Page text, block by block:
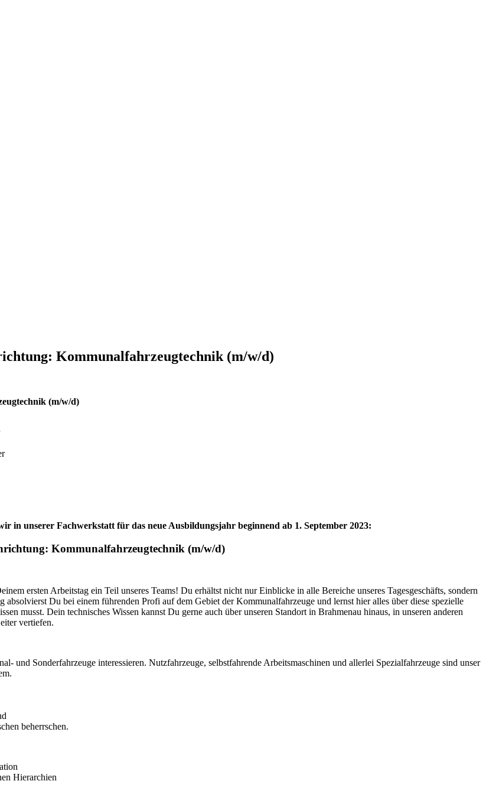
Kommunalfahrzeugtechnik (m/w/d)
(m/w/d)
in unserer Fachwerkstatt für das neue Ausbildungsjahr beginnend ab 1. September 2023:
Kommunalfahrzeugtechnik (m/w/d)
ersten Arbeitstag ein Teil unseres Teams! Du erhältst nicht nur Einblicke in alle Bereiche unseres Tagesgeschäfts, sondern
Du bei einem führenden Profi auf dem Gebiet der Kommunalfahrzeuge und lernst hier alles über diese spezielle
musst. Dein technisches Wissen kannst Du gerne auch über unseren Standort in Brahmenau hinaus, in unseren anderen
vertiefen.
und Sonderfahrzeuge interessieren. Nutzfahrzeuge, selbstfahrende Arbeitsmaschinen und allerlei Spezialfahrzeuge sind unser
beherrschen.
Hierarchien